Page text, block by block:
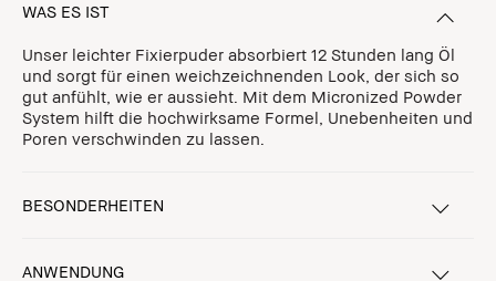
WAS ES IST
Unser leichter Fixierpuder absorbiert 12 Stunden lang Öl
und sorgt für einen weichzeichnenden Look, der sich so
gut anfühlt, wie er aussieht. Mit dem Micronized Powder
System hilft die hochwirksame Formel, Unebenheiten und
Poren verschwinden zu lassen.
BESONDERHEITEN
ANWENDUNG